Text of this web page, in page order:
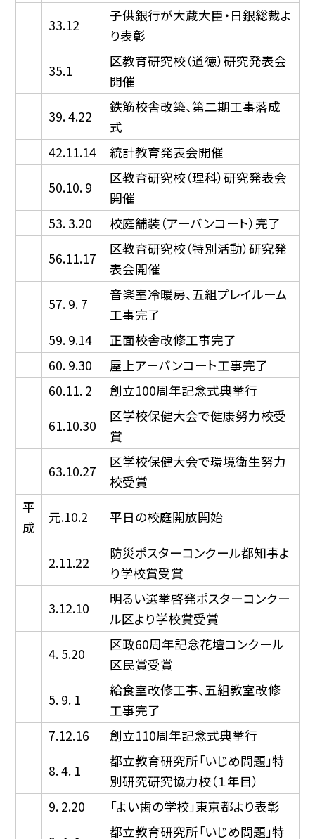
33.12
子供銀行が大蔵大臣・日銀総裁よ
り表彰
35.1
区教育研究校（道徳）研究発表会
開催
39. 4.22
鉄筋校舎改築、第二期工事落成
式
42.11.14
統計教育発表会開催
50.10. 9
区教育研究校（理科）研究発表会
開催
53. 3.20
校庭舗装（アーバンコート）完了
56.11.17
区教育研究校（特別活動）研究発
表会開催
57. 9. 7
音楽室冷暖房、五組プレイルーム
工事完了
59. 9.14
正面校舎改修工事完了
60. 9.30
屋上アーバンコート工事完了
60.11. 2
創立100周年記念式典挙行
61.10.30
区学校保健大会で健康努力校受
賞
63.10.27
区学校保健大会で環境衛生努力
校受賞
平
成
元.10.2 平日の校庭開放開始
2.11.22
防災ポスターコンクール都知事よ
り学校賞受賞
3.12.10
明るい選挙啓発ポスターコンクー
ル区より学校賞受賞
4. 5.20
区政60周年記念花壇コンクール
区民賞受賞
5. 9. 1
給食室改修工事、五組教室改修
工事完了
7.12.16
創立110周年記念式典挙行
8. 4. 1
都立教育研究所「いじめ問題」特
別研究研究協力校（１年目）
9. 2.20
「よい歯の学校」東京都より表彰
都立教育研究所「いじめ問題」特